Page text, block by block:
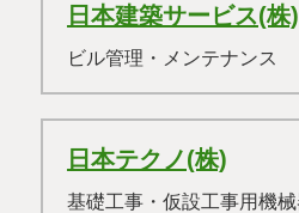
日本建築サービス(株)
ビル管理・メンテナンス
日本テクノ(株)
基礎工事・仮設工事用機